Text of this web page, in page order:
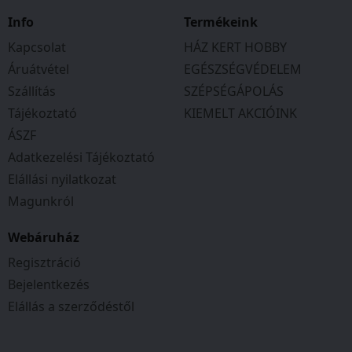
Zár: VdS-1 minősítésű kulcsos zárral.
Zárfelfúrás ellen mangánlappal védett
Rögzítés: Rögzítő szett nincs mellékelve
Rögzítő furatok a fenéklemezen és hátfalon
Egyéb jellemzők: Robosztus kivitel
Balos ajtóval
Bedobófej bankjegy részére
Info
Kapcsolat
Áruátvétel
Szállítás
Tájékoztató
ÁSZF
Adatkezelési Tájékoztató
Elállási nyilatkozat
Magunkról
Termékeink
HÁZ KERT HOBBY
EGÉSZSÉGVÉDELEM
SZÉPSÉGÁPOLÁS
KIEMELT AKCIÓINK
Webáruház
Regisztráció
Bejelentkezés
Elállás a szerződéstől